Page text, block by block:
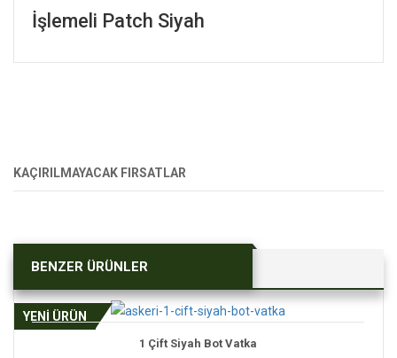
İşlemeli Patch Siyah
KAÇIRILMAYACAK FIRSATLAR
BENZER ÜRÜNLER
YENİ ÜRÜN
1 Çift Siyah Bot Vatka